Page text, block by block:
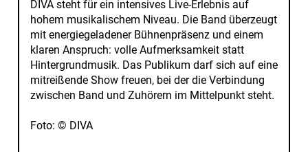
DIVA steht für ein intensives Live-Erlebnis auf
hohem musikalischem Niveau. Die Band überzeugt
mit energiegeladener Bühnenpräsenz und einem
klaren Anspruch: volle Aufmerksamkeit statt
Hintergrundmusik. Das Publikum darf sich auf eine
mitreißende Show freuen, bei der die Verbindung
zwischen Band und Zuhörern im Mittelpunkt steht.
Foto: © DIVA